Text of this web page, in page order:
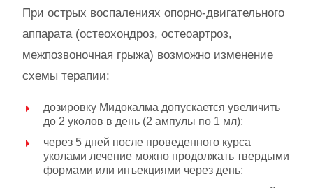
При острых воспалениях опорно-двигательного
аппарата (остеохондроз, остеоартроз,
межпозвоночная грыжа) возможно изменение
схемы терапии:
дозировку Мидокалма допускается увеличить
до 2 уколов в день (2 ампулы по 1 мл);
через 5 дней после проведенного курса
уколами лечение можно продолжать твердыми
формами или инъекциями через день;